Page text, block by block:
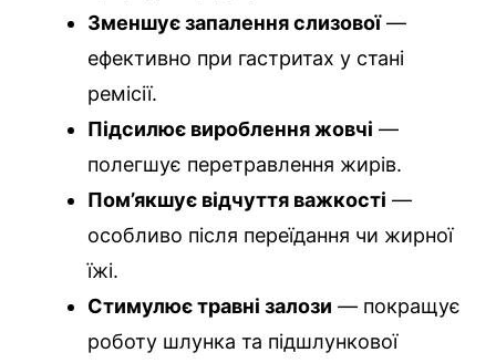
Зменшує запалення слизової—
ефективно при гастритах у стані
ремісії.
Підсилює вироблення жовчі —
полегшує перетравлення жирів.
Пом’якшує відчуття важкості —
особливо після переїдання чи жирної
їжі.
Стимулює травні залози — покращує
роботу шлунка та підшлункової